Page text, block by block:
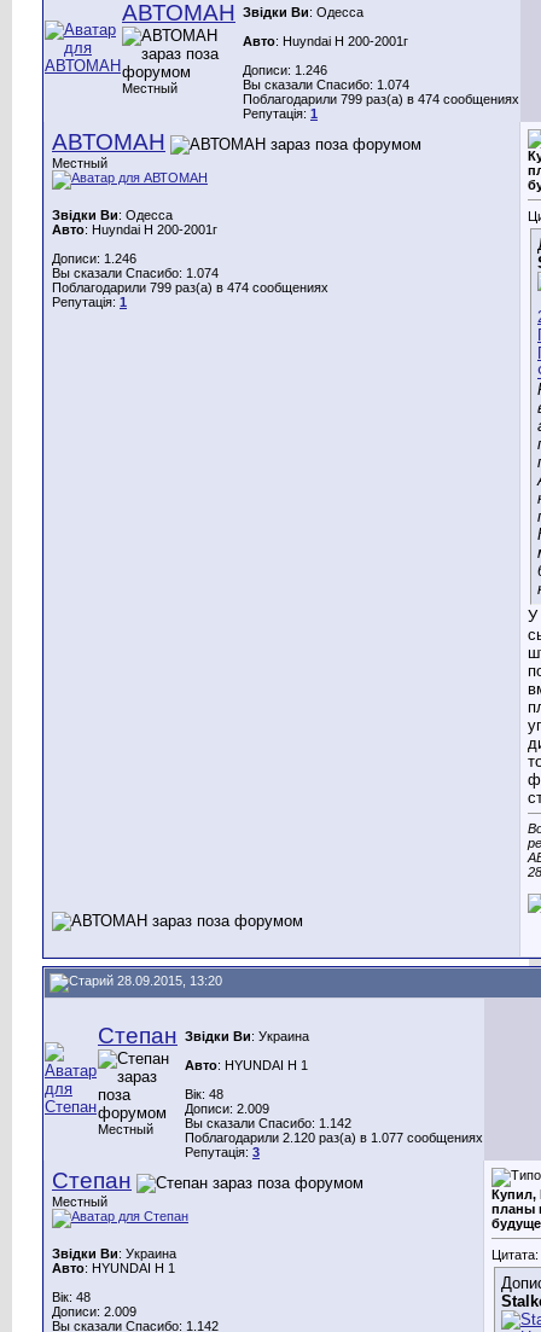
АВТОМАН
Местный
Звідки Ви: Одесса
Авто: Huyndai H 200-2001г
Дописи: 1.246
Вы сказали Спасибо: 1.074
Поблагодарили 799 раз(а) в 474 сообщениях
Репутація: 1
АВТОМАН
Местный
Звідки Ви: Одесса
Авто: Huyndai H 200-2001г
Дописи: 1.246
Вы сказали Спасибо: 1.074
Поблагодарили 799 раз(а) в 474 сообщениях
Репутація: 1
У
28.09.2015, 13:20
Степан
Местный
Звідки Ви: Украина
Авто: HYUNDAI H 1
Вік: 48
Дописи: 2.009
Вы сказали Спасибо: 1.142
Поблагодарили 2.120 раз(а) в 1.077 сообщениях
Репутація: 3
Степан
Местный
Звідки Ви: Украина
Авто: HYUNDAI H 1
Вік: 48
Дописи: 2.009
Вы сказали Спасибо: 1.142
Купил,
планы
Цитата: